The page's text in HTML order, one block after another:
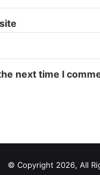
next time I
© Copyright 2026, All